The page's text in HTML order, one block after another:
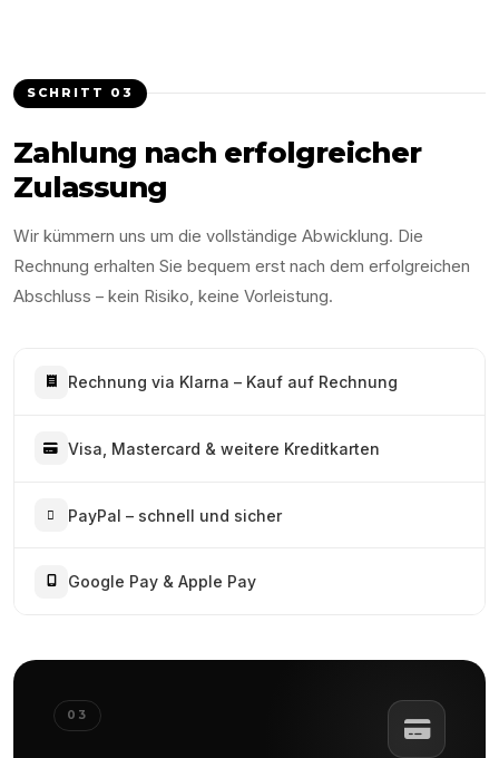
SCHRITT 03
Zahlung nach erfolgreicher
Zulassung
Wir kümmern uns um die vollständige Abwicklung. Die
Rechnung erhalten Sie bequem erst nach dem erfolgreichen
Abschluss – kein Risiko, keine Vorleistung.
Rechnung via Klarna – Kauf auf Rechnung
Visa, Mastercard & weitere Kreditkarten
PayPal – schnell und sicher
Google Pay & Apple Pay
03